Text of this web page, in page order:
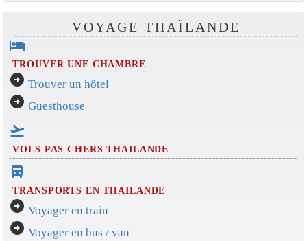
VOYAGE THAÏLANDE
hotel
TROUVER UNE CHAMBRE
arrow_circle_right Trouver un hôtel
arrow_circle_right Guesthouse
flight_takeoff
VOLS PAS CHERS THAILANDE
directions_bus_filled
TRANSPORTS EN THAILANDE
arrow_circle_right Voyager en train
arrow_circle_right Voyager en bus / van